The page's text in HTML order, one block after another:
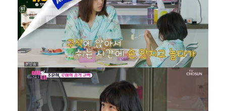
[ST포토] 김리안, 목표지점 정조준
[ST포토] 김하은2-김민별-김리안, 브이브이